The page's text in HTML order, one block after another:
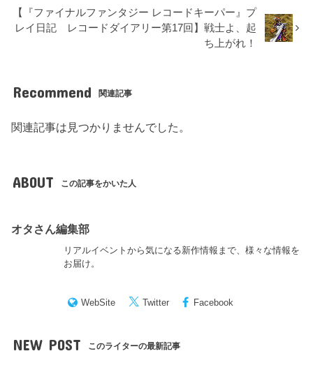
【『ファイナルファンタジー レコードキーパー』プ
レイ日記 レコードダイアリー第17回】戦士よ、起
ち上がれ！
Recommend 関連記事
関連記事は見つかりませんでした。
ABOUT この記事をかいた人
オタさん編集部
リアルイベントから気になる新作情報まで、様々な情報を
お届け。
WebSite Twitter Facebook
NEW POST このライターの最新記事